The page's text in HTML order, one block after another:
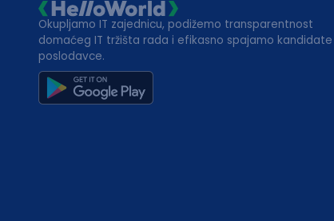
Okupljamo IT zajednicu, podižemo transparentnost
domaćeg IT tržišta rada i efikasno spajamo kandidate
poslodavce.